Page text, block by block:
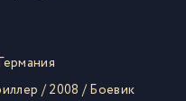
/2008 /Боевик